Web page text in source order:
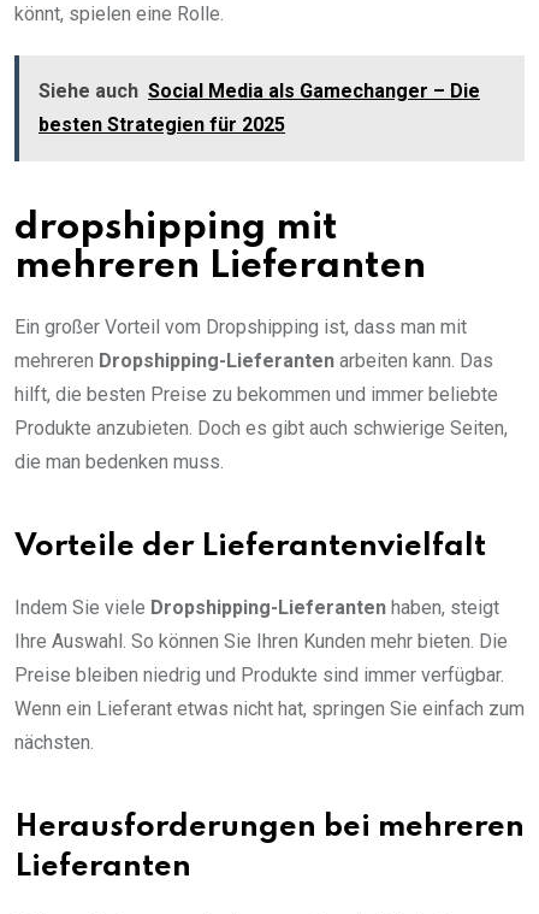
könnt, spielen eine Rolle.
Siehe auch Social Media als Gamechanger – Die
besten Strategien für 2025
dropshipping mit
mehreren Lieferanten
Ein großer Vorteil vom Dropshipping ist, dass man mit
mehreren Dropshipping-Lieferanten arbeiten kann. Das
hilft, die besten Preise zu bekommen und immer beliebte
Produkte anzubieten. Doch es gibt auch schwierige Seiten,
die man bedenken muss.
Vorteile der Lieferantenvielfalt
Indem Sie viele Dropshipping-Lieferanten haben, steigt
Ihre Auswahl. So können Sie Ihren Kunden mehr bieten. Die
Preise bleiben niedrig und Produkte sind immer verfügbar.
Wenn ein Lieferant etwas nicht hat, springen Sie einfach zum
nächsten.
Herausforderungen bei mehreren
Lieferanten